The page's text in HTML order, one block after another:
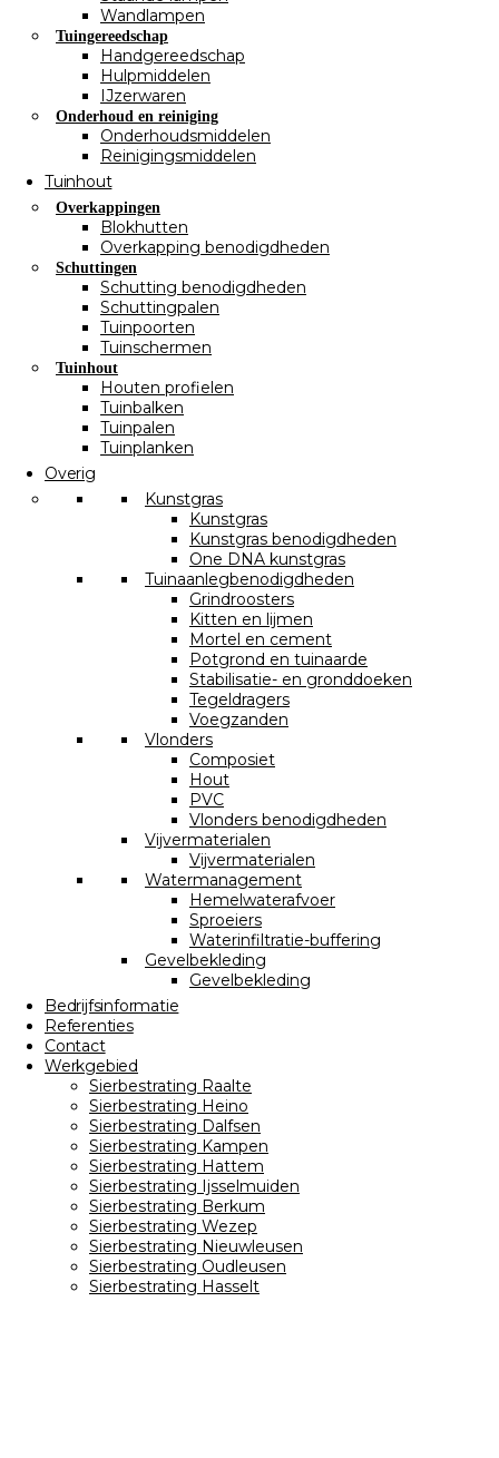
Wandlampen
Tuingereedschap
Handgereedschap
Hulpmiddelen
IJzerwaren
Onderhoud en reiniging
Onderhoudsmiddelen
Reinigingsmiddelen
Tuinhout
Overkappingen
Blokhutten
Overkapping benodigdheden
Schuttingen
Schutting benodigdheden
Schuttingpalen
Tuinpoorten
Tuinschermen
Tuinhout
Houten profielen
Tuinbalken
Tuinpalen
Tuinplanken
Overig
Kunstgras
Kunstgras
Kunstgras benodigdheden
One DNA kunstgras
Tuinaanlegbenodigdheden
Grindroosters
Kitten en lijmen
Mortel en cement
Potgrond en tuinaarde
Stabilisatie- en gronddoeken
Tegeldragers
Voegzanden
Vlonders
Composiet
Hout
PVC
Vlonders benodigdheden
Vijvermaterialen
Vijvermaterialen
Watermanagement
Hemelwaterafvoer
Sproeiers
Waterinfiltratie-buffering
Gevelbekleding
Gevelbekleding
Bedrijfsinformatie
Referenties
Contact
Werkgebied
Sierbestrating Raalte
Sierbestrating Heino
Sierbestrating Dalfsen
Sierbestrating Kampen
Sierbestrating Hattem
Sierbestrating Ijsselmuiden
Sierbestrating Berkum
Sierbestrating Wezep
Sierbestrating Nieuwleusen
Sierbestrating Oudleusen
Sierbestrating Hasselt